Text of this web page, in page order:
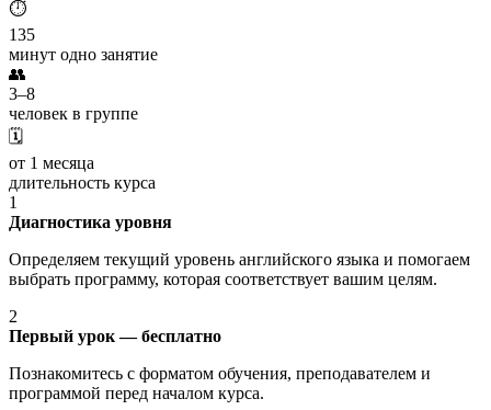
⏱️
135
минут одно занятие
👥
3–8
человек в группе
🗓️
от 1 месяца
длительность курса
1
Диагностика уровня
Определяем текущий уровень английского языка и помогаем
выбрать программу, которая соответствует вашим целям.
2
Первый урок — бесплатно
Познакомитесь с форматом обучения, преподавателем и
программой перед началом курса.